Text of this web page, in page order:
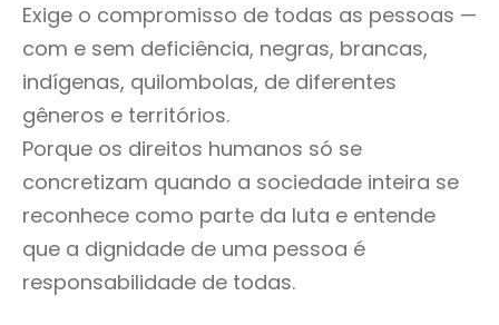
Exige o compromisso de todas as pessoas —
com e sem deficiência, negras, brancas,
indígenas, quilombolas, de diferentes
gêneros e territórios.
Porque os direitos humanos só se
concretizam quando a sociedade inteira se
reconhece como parte da luta e entende
que a dignidade de uma pessoa é
responsabilidade de todas.